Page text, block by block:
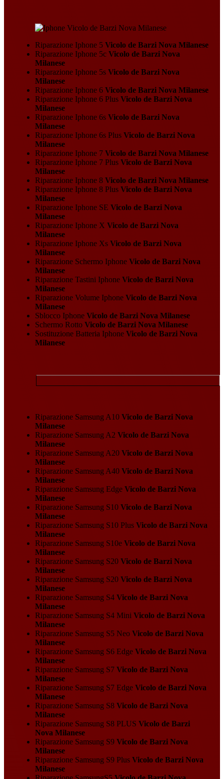
Riparazione Iphone 5Vicolo de Barzi Nova Milanese
Riparazione Iphone 5cVicolo de Barzi Nova
Milanese
Riparazione Iphone 5sVicolo de Barzi Nova
Milanese
Riparazione Iphone 6Vicolo de Barzi Nova Milanese
Riparazione Iphone 6 PlusVicolo de Barzi Nova
Milanese
Riparazione Iphone 6sVicolo de Barzi Nova
Milanese
Riparazione Iphone 6s PlusVicolo de Barzi Nova
Milanese
Riparazione Iphone 7Vicolo de Barzi Nova Milanese
Riparazione Iphone 7 PlusVicolo de Barzi Nova
Milanese
Riparazione Iphone 8Vicolo de Barzi Nova Milanese
Riparazione Iphone 8 PlusVicolo de Barzi Nova
Milanese
Riparazione Iphone SE Vicolo de Barzi Nova
Milanese
Riparazione Iphone X Vicolo de Barzi Nova
Milanese
Riparazione Iphone XsVicolo de Barzi Nova
Milanese
Riparazione Schermo IphoneVicolo de Barzi Nova
Milanese
Riparazione Tastini IphoneVicolo de Barzi Nova
Milanese
Riparazione Volume IphoneVicolo de Barzi Nova
Milanese
Sblocco IphoneVicolo de Barzi Nova Milanese
Schermo RottoVicolo de Barzi Nova Milanese
Sostituzione Batteria IphoneVicolo de Barzi Nova
Milanese
Riparazione Samsung A10Vicolo de Barzi Nova
Milanese
Riparazione Samsung A2 Vicolo de Barzi Nova
Milanese
Riparazione Samsung A20Vicolo de Barzi Nova
Milanese
Riparazione Samsung A40Vicolo de Barzi Nova
Milanese
Riparazione Samsung EdgeVicolo de Barzi Nova
Milanese
Riparazione Samsung S10Vicolo de Barzi Nova
Milanese
Riparazione Samsung S10 PlusVicolo de Barzi Nova
Milanese
Riparazione Samsung S10eVicolo de Barzi Nova
Milanese
Riparazione Samsung S20Vicolo de Barzi Nova
Milanese
Riparazione Samsung S20Vicolo de Barzi Nova
Milanese
Riparazione Samsung S4Vicolo de Barzi Nova
Milanese
Riparazione Samsung S4 Mini Vicolo de Barzi Nova
Milanese
Riparazione Samsung S5 NeoVicolo de Barzi Nova
Milanese
Riparazione Samsung S6 EdgeVicolo de Barzi Nova
Milanese
Riparazione Samsung S7Vicolo de Barzi Nova
Milanese
Riparazione Samsung S7 EdgeVicolo de Barzi Nova
Milanese
Riparazione Samsung S8Vicolo de Barzi Nova
Milanese
Riparazione Samsung S8 PLUS Vicolo de Barzi
Nova Milanese
Riparazione Samsung S9Vicolo de Barzi Nova
Milanese
Riparazione Samsung S9 PlusVicolo de Barzi Nova
Milanese